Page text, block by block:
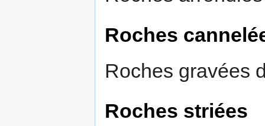
Roches
Roches gravées
Roches striées